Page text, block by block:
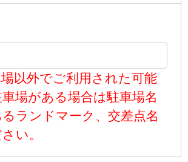
以外でご利用された可能
場がある場合は駐車場名
ランドマーク、交差点名
い。